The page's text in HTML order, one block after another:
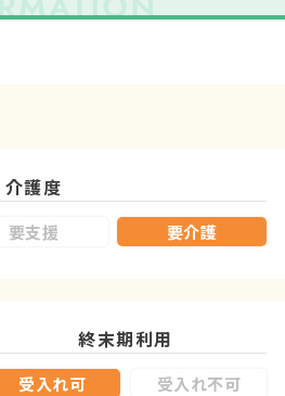
介護度
要支援 要介護
終末期利用
受入れ可 受入れ不可